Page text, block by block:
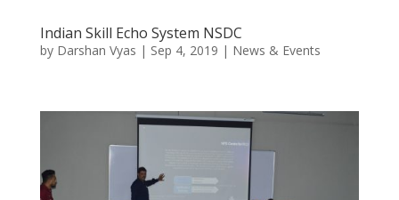
Indian Skill Echo System NSDC
by Darshan Vyas | Sep 4, 2019 | News & Events